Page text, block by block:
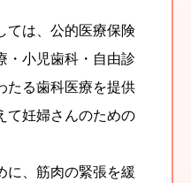
ては、公的医療保険
・小児歯科・自由診
たる歯科医療を提供
て妊婦さんのための
に、筋肉の緊張を緩